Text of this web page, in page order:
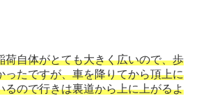
荷自体がとても大きく広いので、歩
ったですが、車を降りてから頂上に
るので行きは裏道から上に上がるよ